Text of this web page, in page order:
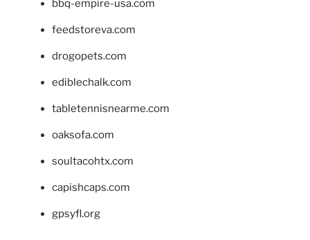
bbq-empire-usa.com
feedstoreva.com
drogopets.com
ediblechalk.com
tabletennisnearme.com
oaksofa.com
soultacohtx.com
capishcaps.com
gpsyfl.org